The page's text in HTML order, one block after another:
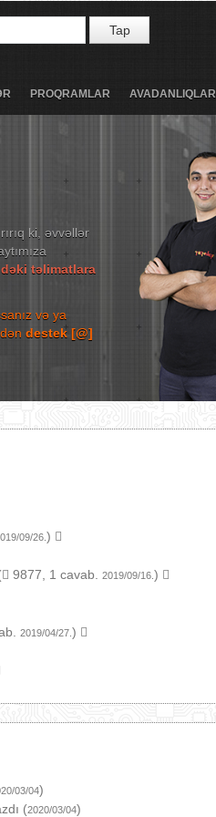
Tap
PROQRAMLAR AVADANLIQLAR
ki, əvvəllər
təlimatlara
və ya
destek [@]
09/26. )
9877, 1 cavab. 2019/09/16. )
2019/04/27. )
03/04)
(2020/03/04)